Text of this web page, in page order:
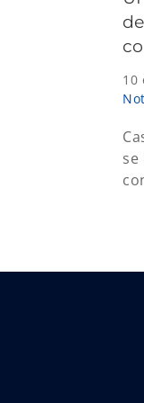
10
se